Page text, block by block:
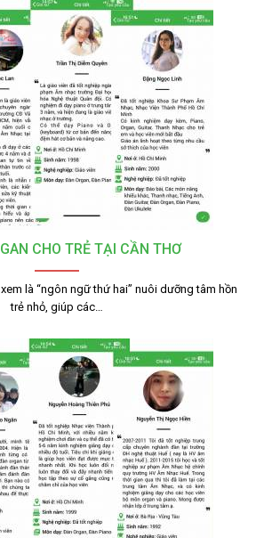
CHO TRẺ TẠI CẦN THƠ
là “ngôn ngữ thứ hai” nuôi dưỡng tâm hồn
trẻ nhỏ, giúp các…